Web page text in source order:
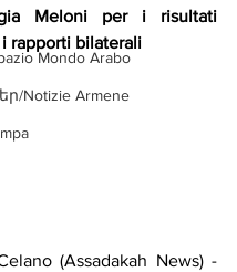
Mondo Arabo
Notizie Armene
Meloni per i risultati
rapporti bilaterali
(Assadakah News) -